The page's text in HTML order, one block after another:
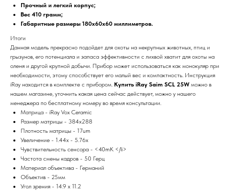
Прочный и легкий корпус;
Вес 410 грамм;
Габаритные размеры 180х60х60 миллиметров.
Итоги
Данная модель прекрасно подойдет для охоты на некрупных животных, птиц и
грызунов, его потенциала и запаса эффективности с лихвой хватит для охоты на
оленя и другой крупной добычи. Прибор может использоваться как монокуляр при
необходимости, этому способствует его малый вес и компактность. Инструкция
iRay находится в комплекте с прибором. Купить iRay Saim SCL 25W можно в
нашем магазине, уточнить какая цена сейчас действует, можно у нашего
менеджера по бесплатному номеру во время консультации.
Матрица - iRay Vox Ceramic
Размер матрицы - 384x288
Плотность матрицы - 17um
Увеличение - 1.44x - 5.76x
Чувствительность сенсора - <40mK </li>
Частота смены кадров - 50 Герц
Материал объектива - Германий
Объектив - 25мм
Угол зрения - 14.9 x 11.2